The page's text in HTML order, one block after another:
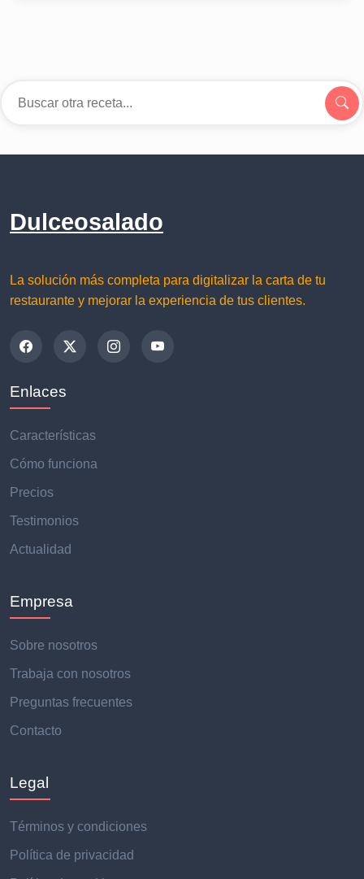
Dulceosalado
La solución más completa para digitalizar la carta de tu
restaurante y mejorar la experiencia de tus clientes.
Enlaces
Características
Cómo funciona
Precios
Testimonios
Actualidad
Empresa
Sobre nosotros
Trabaja con nosotros
Preguntas frecuentes
Contacto
Legal
Términos y condiciones
Política de privacidad